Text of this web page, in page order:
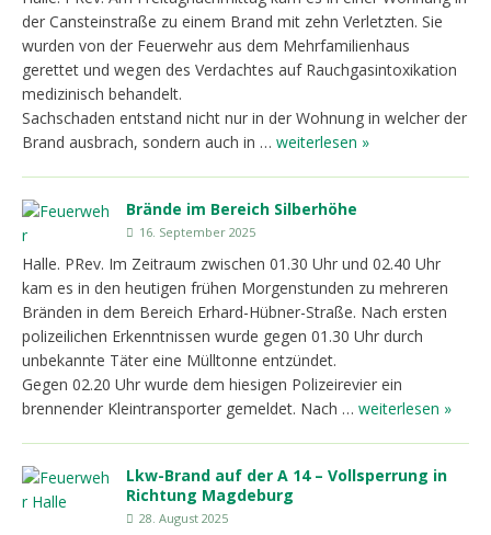
der Cansteinstraße zu einem Brand mit zehn Verletzten. Sie
wurden von der Feuerwehr aus dem Mehrfamilienhaus
gerettet und wegen des Verdachtes auf Rauchgasintoxikation
medizinisch behandelt.
Sachschaden entstand nicht nur in der Wohnung in welcher der
Brand ausbrach, sondern auch in … weiterlesen »
Brände im Bereich Silberhöhe
16. September 2025
Halle. PRev. Im Zeitraum zwischen 01.30 Uhr und 02.40 Uhr
kam es in den heutigen frühen Morgenstunden zu mehreren
Bränden in dem Bereich Erhard-Hübner-Straße. Nach ersten
polizeilichen Erkenntnissen wurde gegen 01.30 Uhr durch
unbekannte Täter eine Mülltonne entzündet.
Gegen 02.20 Uhr wurde dem hiesigen Polizeirevier ein
brennender Kleintransporter gemeldet. Nach … weiterlesen »
Lkw-Brand auf der A 14 – Vollsperrung in
Richtung Magdeburg
28. August 2025